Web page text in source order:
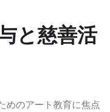
と慈善活
めのアート教育に焦点